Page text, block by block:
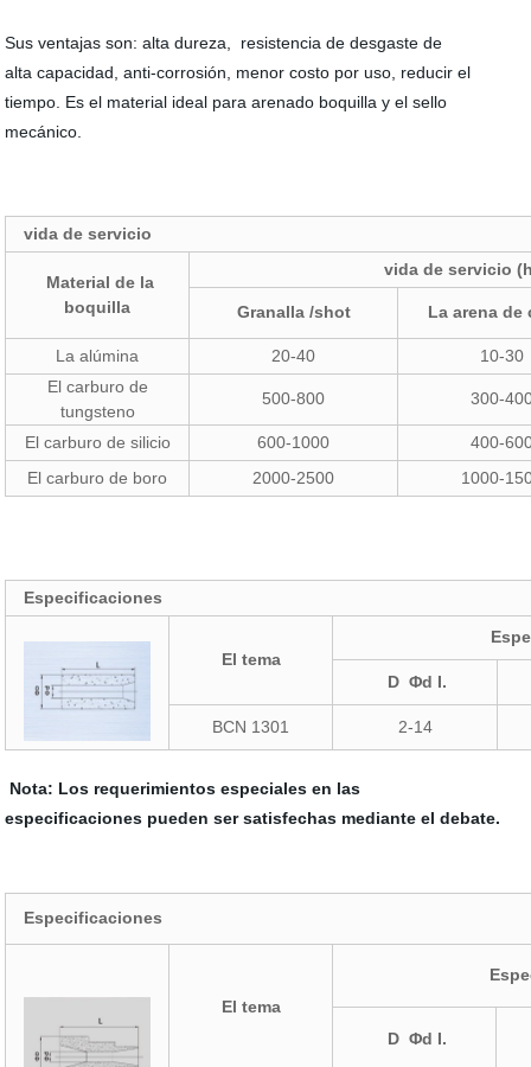
Sus ventajas son: alta dureza, resistencia de desgaste de
alta capacidad, anti-corrosión, menor costo por uso, reducir el
tiempo. Es el material ideal para arenado boquilla y el sello
mecánico.
vida de servicio
Material de la
boquilla
vida de servicio
Granalla /shot La arena de
La alúmina 20-40
10-30
El carburo de
tungsteno
500-800 300-
El carburo de silicio 600-1000
400-
El carburo de boro
2000-2500 1000-
Especificaciones
El tema
D Φd I.
BCN 1301 2-14
Nota: Los requerimientos especiales en las
especificaciones pueden ser satisfechas mediante el debate.
Especificaciones
El tema
D Φd I.